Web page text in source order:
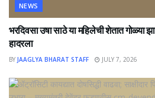
NEWS
भरदिवसा उषा साठे या महिलेची शेतात गोळ्या
हादरला
BY JAAGLYA BHARAT STAFF JULY 7, 2026